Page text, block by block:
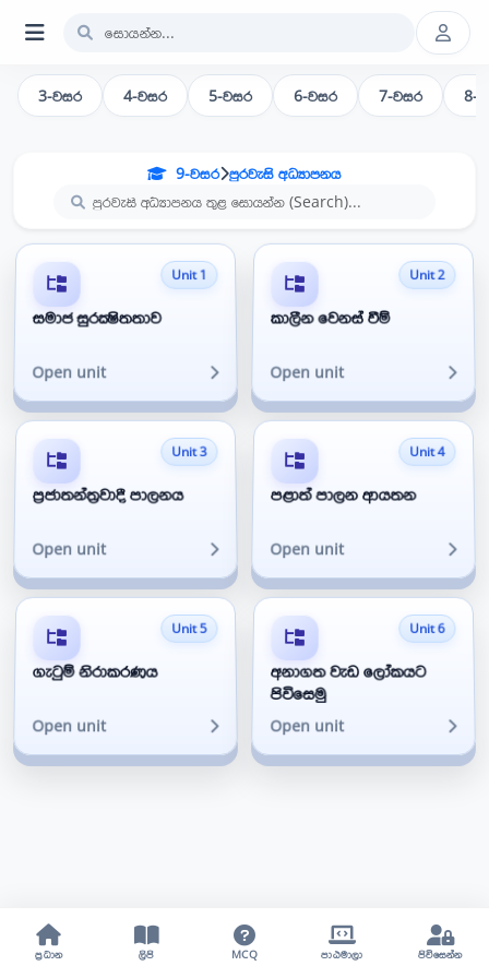
3-වසර 4-වසර 5-වසර 6-වසර 7-වසර 8-
9-වසර පුරවැසි අධ්‍යාපනය
Unit 1
සමාජ සුරක්‍ෂිතතාව
Open unit
Unit 2
කාලීන වෙනස් වීම්
Open unit
Unit 3
ප්‍රජාතන්ත්‍රවාදී පාලනය
Open unit
Unit 4
පළාත් පාලන ආයතන
Open unit
Unit 5
ගැටුම් නිරාකරණය
Open unit
Unit 6
අනාගත වැඩ ලෝකයට
පිවිසෙමු
Open unit
ප්‍රධාන ලිපි MCQ පාඨමාලා පිවිසෙන්න